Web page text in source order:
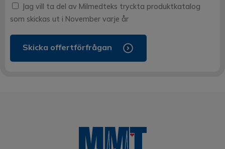
Jag vill ta del av Milmedteks tryckta produktkatalog
som skickas ut i November varje år
Skicka offertförfrågan